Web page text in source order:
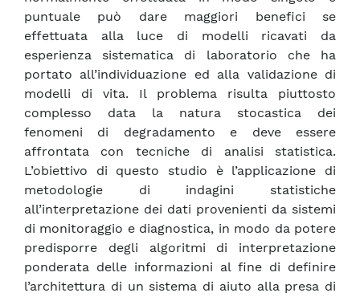
puntuale può dare maggiori benefici se
effettuata alla luce di modelli ricavati da
esperienza sistematica di laboratorio che ha
portato all’individuazione ed alla validazione di
modelli di vita. Il problema risulta piuttosto
complesso data la natura stocastica dei
fenomeni di degradamento e deve essere
affrontata con tecniche di analisi statistica.
L’obiettivo di questo studio è l’applicazione di
metodologie di indagini statistiche
all’interpretazione dei dati provenienti da sistemi
di monitoraggio e diagnostica, in modo da potere
predisporre degli algoritmi di interpretazione
ponderata delle informazioni al fine di definire
l’architettura di un sistema di aiuto alla presa di